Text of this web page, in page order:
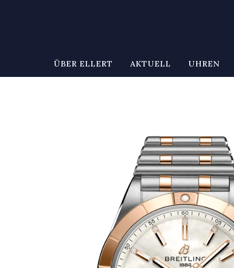
ÜBER ELLERT AKTUELL UHREN